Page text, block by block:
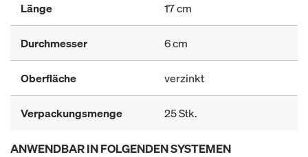
Länge 17 cm
Durchmesser 6 cm
Oberfläche verzinkt
Verpackungsmenge 25 Stk.
ANWENDBAR IN FOLGENDEN SYSTEMEN